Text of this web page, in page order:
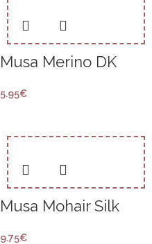
Musa Merino DK
5.95€
Musa Mohair Silk
9.75€